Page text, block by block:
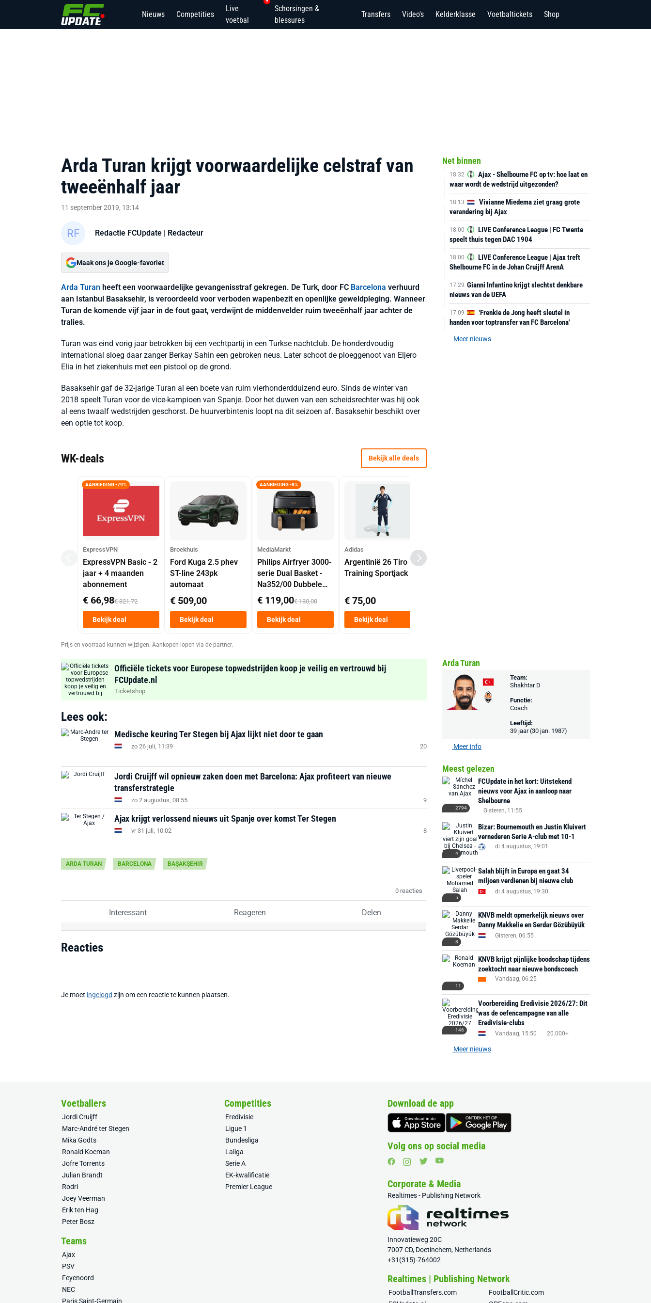
Nieuws Competities
Live
voetbal
Schorsingen &
blessures
Transfers Video's Kelderklasse Voetbaltickets Shop
Arda Turan krijgt voorwaardelijke celstraf van
tweeënhalf jaar
11 september 2019, 13:14
Redactie FCUpdate | Redacteur
Maak ons je Google-favoriet
Arda Turan heeft een voorwaardelijke gevangenisstraf gekregen. De Turk, door FC Barcelona verhuurd
aan Istanbul Basaksehir, is veroordeeld voor verboden wapenbezit en openlijke geweldpleging. Wanneer
Turan de komende vijf jaar in de fout gaat, verdwijnt de middenvelder ruim tweeënhalf jaar achter de
tralies.
Turan was eind vorig jaar betrokken bij een vechtpartij in een Turkse nachtclub. De honderdvoudig
international sloeg daar zanger Berkay Sahin een gebroken neus. Later schoot de ploeggenoot van Eljero
Elia in het ziekenhuis met een pistool op de grond.
Basaksehir gaf de 32-jarige Turan al een boete van ruim vierhonderdduizend euro. Sinds de winter van
2018 speelt Turan voor de vice-kampioen van Spanje. Door het duwen van een scheidsrechter was hij ook
al eens twaalf wedstrijden geschorst. De huurverbintenis loopt na dit seizoen af. Basaksehir beschikt over
een optie tot koop.
WK-deals Bekijk alle deals
AANBIEDING -79%
ExpressVPN
ExpressVPN Basic - 2
jaar + 4 maanden
abonnement
€ 66,98€ 321,72
Bekijk deal
Broekhuis
Ford Kuga 2.5 phev
ST-line 243pk
automaat
€ 509,00
Bekijk deal
AANBIEDING -8%
MediaMarkt
Philips Airfryer 3000-
serie Dual Basket -
Na352/00 Dubbele
Mand 9 L Tot 6
Personen
Heteluchtfriteuse
Zwart
€ 119,00€ 130,00
Bekijk deal
Adidas
Argentinië 26 Tiro
Training Sportjack
€ 75,00
Bekijk deal
Prijs en voorraad kunnen wijzigen. Aankopen lopen via de partner.
Officiële tickets voor Europese topwedstrijden koop je veilig en vertrouwd bij
FCUpdate.nl
Ticketshop
Lees ook:
Medische keuring Ter Stegen bij Ajax lijkt niet door te gaan
zo 26 juli, 11:39 20
Jordi Cruijff wil opnieuw zaken doen met Barcelona: Ajax profiteert van nieuwe
transferstrategie
zo 2 augustus, 08:55 9
Ajax krijgt verlossend nieuws uit Spanje over komst Ter Stegen
vr 31 juli, 10:02 8
ARDA TURAN BARCELONA BAŞAKŞEHIR
0 reacties
Interessant Reageren Delen
Reacties
Je moet ingelogd zijn om een reactie te kunnen plaatsen.
Net binnen
18:32
Ajax - Shelbourne FC op tv: hoe laat en
waar wordt de wedstrijd uitgezonden?
18:13
Vivianne Miedema ziet graag grote
verandering bij Ajax
18:00
LIVE Conference League | FC Twente
speelt thuis tegen DAC 1904
18:00
LIVE Conference League | Ajax treft
Shelbourne FC in de Johan Cruijff ArenA
17:29 Gianni Infantino krijgt slechtst denkbare
nieuws van de UEFA
17:09
'Frenkie de Jong heeft sleutel in
handen voor toptransfer van FC Barcelona'
Meer nieuws
Arda Turan
Team:
Shakhtar D
Functie:
Coach
Leeftijd:
39 jaar (30 jan. 1987)
Meer info
Meest gelezen
2794
FCUpdate in het kort: Uitstekend
nieuws voor Ajax in aanloop naar
Shelbourne
Gisteren, 11:55
4
Bizar: Bournemouth en Justin Kluivert
vernederen Serie A-club met 10-1
di 4 augustus, 19:01
5
Salah blijft in Europa en gaat 34
miljoen verdienen bij nieuwe club
di 4 augustus, 19:30
8
KNVB meldt opmerkelijk nieuws over
Danny Makkelie en Serdar Gözübüyük
Gisteren, 06:55
11
KNVB krijgt pijnlijke boodschap tijdens
zoektocht naar nieuwe bondscoach
Vandaag, 06:25
146
Voorbereiding Eredivisie 2026/27: Dit
was de oefencampagne van alle
Eredivisie-clubs
Vandaag, 15:50 20.000+
Meer nieuws
Voetballers
Jordi Cruijff
Marc-André ter Stegen
Mika Godts
Ronald Koeman
Jofre Torrents
Julian Brandt
Rodri
Joey Veerman
Erik ten Hag
Peter Bosz
Competities
Eredivisie
Ligue 1
Bundesliga
Laliga
Serie A
EK-kwalificatie
Premier League
Teams
Ajax
PSV
Feyenoord
NEC
Paris Saint-Germain
Download de app
Volg ons op social media
Corporate & Media
Realtimes - Publishing Network
Innovatieweg 20C
7007 CD, Doetinchem, Netherlands
+31(315)-764002
Realtimes | Publishing Network
FootballTransfers.com
FootballCritic.com